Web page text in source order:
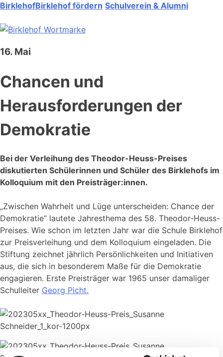
BirklehofBirklehof fördern Schulverein & Alumni
16. Mai
Chancen und
Herausforderungen der
Demokratie
Bei der Verleihung des Theodor-Heuss-Preises
diskutierten Schülerinnen und Schüler des Birklehofs im
Kolloquium mit den Preisträger:innen.
„Zwischen Wahrheit und Lüge unterscheiden: Chance der
Demokratie“ lautete Jahresthema des 58. Theodor-Heuss-
Preises. Wie schon im letzten Jahr war die Schule Birklehof
zur Preisverleihung und dem Kolloquium eingeladen. Die
Stiftung zeichnet jährlich Persönlichkeiten und Initiativen
aus, die sich in besonderem Maße für die Demokratie
engagieren. Erste Preisträger war 1965 unser damaliger
Schulleiter Georg Picht.